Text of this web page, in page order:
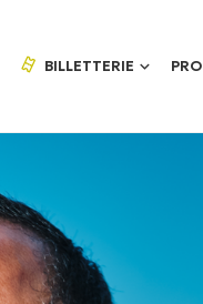
BILLETTERIE PRO